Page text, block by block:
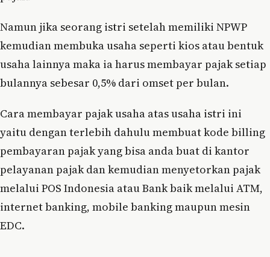
Namun jika seorang istri setelah memiliki NPWP
kemudian membuka usaha seperti kios atau bentuk
usaha lainnya maka ia harus membayar pajak setiap
bulannya sebesar 0,5% dari omset per bulan.
Cara membayar pajak usaha atas usaha istri ini
yaitu dengan terlebih dahulu membuat kode billing
pembayaran pajak yang bisa anda buat di kantor
pelayanan pajak dan kemudian menyetorkan pajak
melalui POS Indonesia atau Bank baik melalui ATM,
internet banking, mobile banking maupun mesin
EDC.